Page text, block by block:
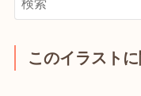
このイラスト